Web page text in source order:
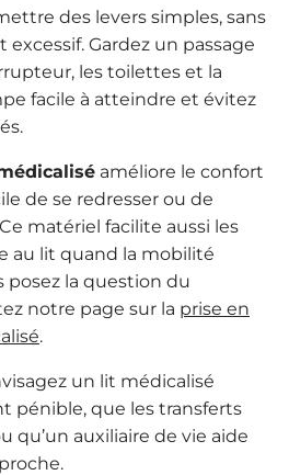
des levers simples, sans
Gardez un passage
les toilettes et la
facile à atteindre et évitez
améliore le confort
de se redresser ou de
matériel facilite aussi les
au lit quand la mobilité
posez la question du
notre page sur la prise en
.
un lit médicalisé
pénible, que les transferts
qu’un auxiliaire de vie aide